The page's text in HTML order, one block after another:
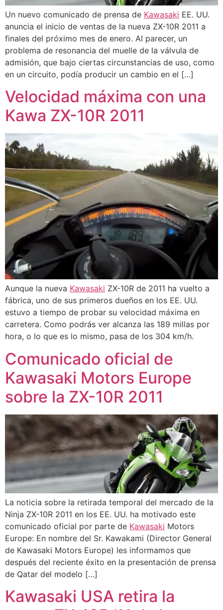
Un nuevo comunicado de prensa de Kawasaki EE. UU.
anuncia el inicio de ventas de la nueva ZX-10R 2011 a
finales del próximo mes de enero. Al parecer, un
problema de resonancia del muelle de la válvula de
admisión, que bajo ciertas circunstancias de uso, como
en un circuito, podía producir un cambio en el […]
Velocidad máxima con una
Kawa ZX-10R 2011
Aunque la nueva Kawasaki ZX-10R de 2011 ha vuelto a
fábrica, uno de sus primeros dueños en los EE. UU.
estuvo a tiempo de probar su velocidad máxima en
carretera. Como podrás ver alcanza las 189 millas por
hora, o lo que es lo mismo, pasa de los 304 km/h.
Comunicado oficial de
Kawasaki Motors Europe
sobre la ZX-10R 2011
La noticia sobre la retirada temporal del mercado de la
Ninja ZX-10R 2011 en los EE. UU. ha motivado este
comunicado oficial por parte de Kawasaki Motors
Europe: En nombre del Sr. Kawakami (Director General
de Kawasaki Motors Europe) les informamos que
después del reciente éxito en la presentación de prensa
de Qatar del modelo […]
Kawasaki USA retira la